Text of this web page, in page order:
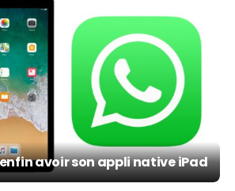
avoir son appli native iPad